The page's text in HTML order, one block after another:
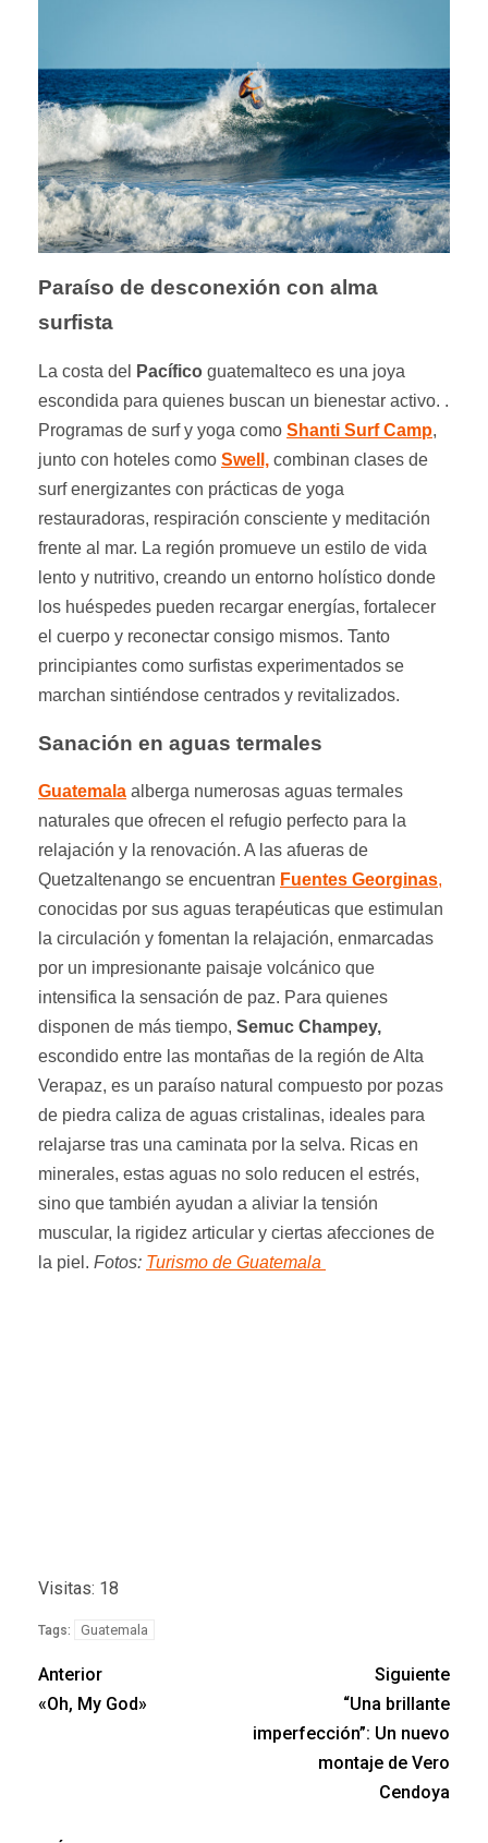
Paraíso de desconexión con alma
surfista
La costa del Pacífico guatemalteco es una joya
escondida para quienes buscan un bienestar activo. .
Programas de surf y yoga como Shanti Surf Camp,
junto con hoteles como Swell, combinan clases de
surf energizantes con prácticas de yoga
restauradoras, respiración consciente y meditación
frente al mar. La región promueve un estilo de vida
lento y nutritivo, creando un entorno holístico donde
los huéspedes pueden recargar energías, fortalecer
el cuerpo y reconectar consigo mismos. Tanto
principiantes como surfistas experimentados se
marchan sintiéndose centrados y revitalizados.
Sanación en aguas termales
Guatemala alberga numerosas aguas termales
naturales que ofrecen el refugio perfecto para la
relajación y la renovación. A las afueras de
Quetzaltenango se encuentran Fuentes Georginas,
conocidas por sus aguas terapéuticas que estimulan
la circulación y fomentan la relajación, enmarcadas
por un impresionante paisaje volcánico que
intensifica la sensación de paz. Para quienes
disponen de más tiempo, Semuc Champey,
escondido entre las montañas de la región de Alta
Verapaz, es un paraíso natural compuesto por pozas
de piedra caliza de aguas cristalinas, ideales para
relajarse tras una caminata por la selva. Ricas en
minerales, estas aguas no solo reducen el estrés,
sino que también ayudan a aliviar la tensión
muscular, la rigidez articular y ciertas afecciones de
la piel. Fotos: Turismo de Guatemala
Visitas: 18
Tags: Guatemala
Anterior
«Oh, My God»
Siguiente
“Una brillante
imperfección”: Un nuevo
montaje de Vero
Cendoya